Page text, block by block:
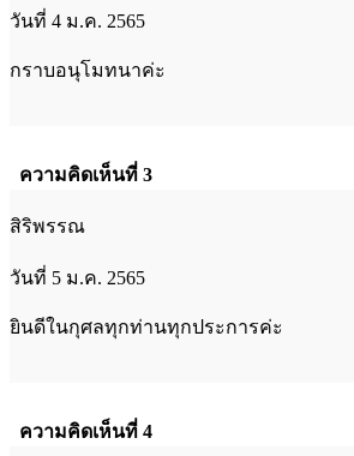
วันที่ 4 ม.ค. 2565
กราบอนุโมทนาค่ะ
ความคิดเห็นที่ 3
สิริพรรณ
วันที่ 5 ม.ค. 2565
ยินดีในกุศลทุกท่านทุกประการค่ะ
ความคิดเห็นที่ 4